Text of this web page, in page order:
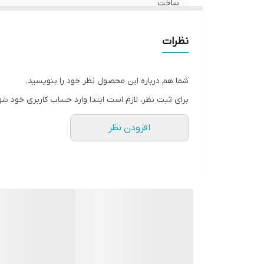
ساخت
نظرات
شما هم درباره این محصول نظر خود را بنویسید.
برای ثبت نظر، لازم است ابتدا وارد حساب کاربری خود
افزودن نظر